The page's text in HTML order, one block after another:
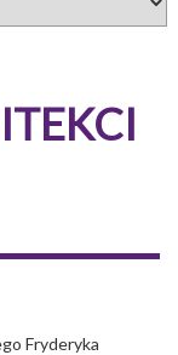
Fryderyka